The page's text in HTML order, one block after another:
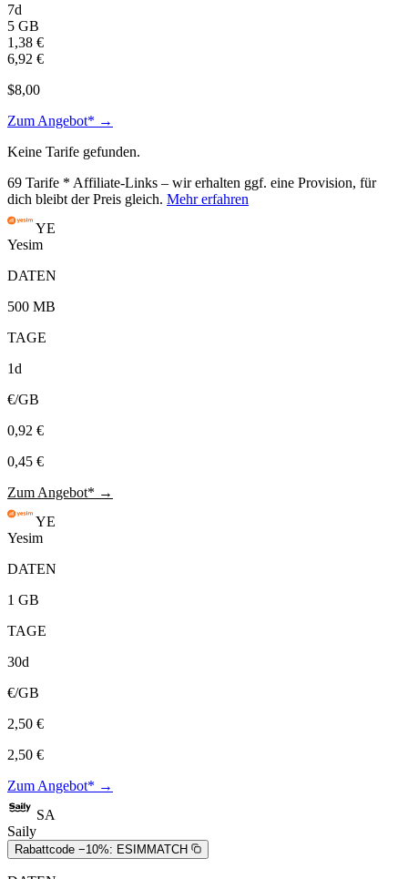
7d
5 GB
1,38 €
6,92 €
$8,00
Zum Angebot* →
Keine Tarife gefunden.
69 Tarife * Affiliate-Links – wir erhalten ggf. eine Provision, für
dich bleibt der Preis gleich. Mehr erfahren
YE
Yesim
DATEN
500 MB
TAGE
1d
€/GB
0,92 €
0,45 €
Zum Angebot* →
YE
Yesim
DATEN
1 GB
TAGE
30d
€/GB
2,50 €
2,50 €
Zum Angebot* →
SA
Saily
Rabattcode −10%: ESIMMATCH